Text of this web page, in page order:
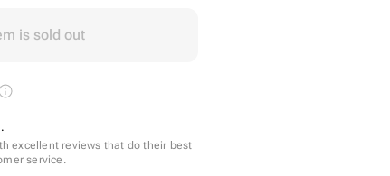
is sold out
excellent reviews that do their best
service.